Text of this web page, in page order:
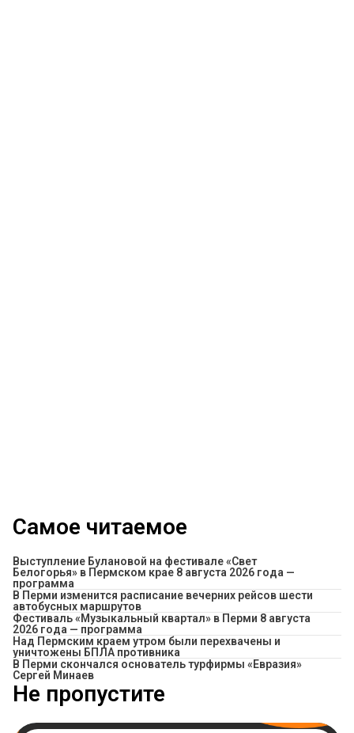
Самое читаемое
Выступление Булановой на фестивале «Свет
Белогорья» в Пермском крае 8 августа 2026 года —
программа
​В Перми изменится расписание вечерних рейсов шести
автобусных маршрутов
Фестиваль «Музыкальный квартал» в Перми 8 августа
2026 года — программа
Над Пермским краем утром были перехвачены и
уничтожены БПЛА противника
В Перми скончался основатель турфирмы «Евразия»
Сергей Минаев
Не пропустите